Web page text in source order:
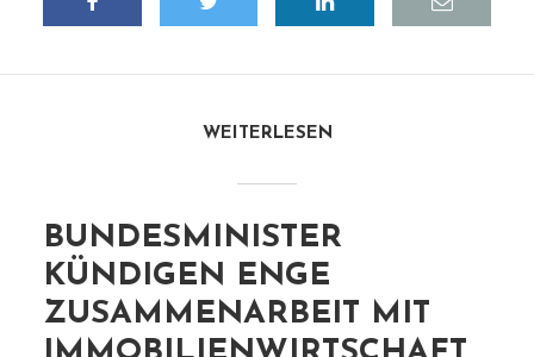
WEITERLESEN
BUNDESMINISTER
KÜNDIGEN ENGE
ZUSAMMENARBEIT MIT